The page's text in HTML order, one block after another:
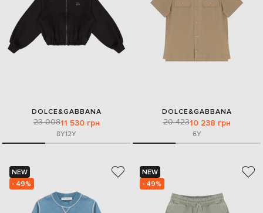
DOLCE&GABBANA
23 00811 530 грн
8Y12Y
DOLCE&GABBANA
20 42310 238 грн
6Y
NEW
- 49%
NEW
- 49%